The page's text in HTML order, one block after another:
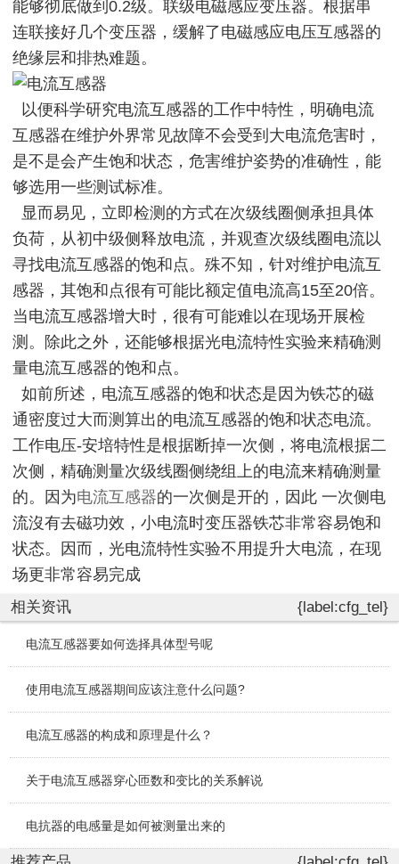
能够彻底做到0.2级。联级电磁感应变压器。根据串
连联接好几个变压器，缓解了电磁感应电压互感器的
绝缘层和排热难题。
以便科学研究电流互感器的工作中特性，明确电流
互感器在维护外界常见故障不会受到大电流危害时，
是不是会产生饱和状态，危害维护姿势的准确性，能
够选用一些测试标准。
显而易见，立即检测的方式在次级线圈侧承担具体
负荷，从初中级侧释放电流，并观查次级线圈电流以
寻找电流互感器的饱和点。殊不知，针对维护电流互
感器，其饱和点很有可能比额定值电流高15至20倍。
当电流互感器增大时，很有可能难以在现场开展检
测。除此之外，还能够根据光电流特性实验来精确测
量电流互感器的饱和点。
如前所述，电流互感器的饱和状态是因为铁芯的磁
通密度过大而测算出的电流互感器的饱和状态电流。
工作电压-安培特性是根据断掉一次侧，将电流根据二
次侧，精确测量次级线圈侧绕组上的电流来精确测量
的。因为电流互感器的一次侧是开的，因此 一次侧电
流沒有去磁功效，小电流时变压器铁芯非常容易饱和
状态。因而，光电流特性实验不用提升大电流，在现
场更非常容易完成
相关资讯 {label:cfg_tel}
电流互感器要如何选择具体型号呢
使用电流互感器期间应该注意什么问题?
电流互感器的构成和原理是什么？
关于电流互感器穿心匝数和变比的关系解说
电抗器的电感量是如何被测量出来的